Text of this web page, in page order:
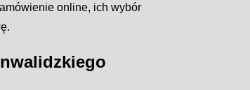
online, ich wybór